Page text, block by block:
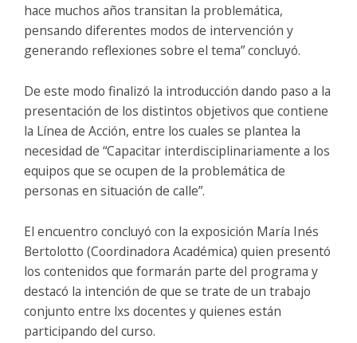
hace muchos años transitan la problemática,
pensando diferentes modos de intervención y
generando reflexiones sobre el tema” concluyó.
De este modo finalizó la introducción dando paso a la
presentación de los distintos objetivos que contiene
la Línea de Acción, entre los cuales se plantea la
necesidad de “Capacitar interdisciplinariamente a los
equipos que se ocupen de la problemática de
personas en situación de calle”.
El encuentro concluyó con la exposición María Inés
Bertolotto (Coordinadora Académica) quien presentó
los contenidos que formarán parte del programa y
destacó la intención de que se trate de un trabajo
conjunto entre lxs docentes y quienes están
participando del curso.